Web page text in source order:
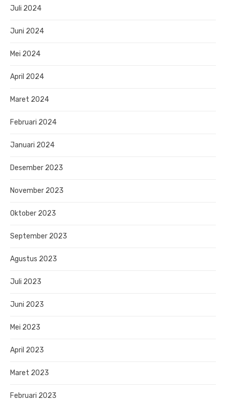
Juli 2024
Juni 2024
Mei 2024
April 2024
Maret 2024
Februari 2024
Januari 2024
Desember 2023
November 2023
Oktober 2023
September 2023
Agustus 2023
Juli 2023
Juni 2023
Mei 2023
April 2023
Maret 2023
Februari 2023